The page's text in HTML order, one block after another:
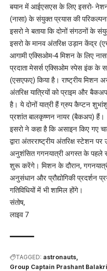
बयान में आईएसएस के लिए इसरो-
(नासा) के संयुक्त प्रयास की
इसरो ने बताया कि दोनों संगठनों के
इसरो के मानव अंतरिक्ष उड़ान
आगामी एक्सिओम-4 मिशन के लिए नासा
प्रदाता मेसर्स एक्सिओम स्पेस इंक के
(एसएफए) किया है। राष्ट्रीय मिशन
अंतरिक्ष यात्रियों को प्राइम और
है। ये दोनों यात्री हैं ग्रुप कैप्टन
प्रशांत बालकृष्णन नायर (बैकअप) हैं।
इसरो ने कहा है कि असाइन किए गए
द्वारा अंतरराष्ट्रीय अंतरिक्ष स्टेशन
अनुशंसित गगनयात्री अगस्त के पहले
शुरू करेंगे। मिशन के दौरान,
अनुसंधान और प्रौद्योगिकी प्रदर्शन
गतिविधियों में भी शामिल होंगे।
संतोष,
लाइव 7
TAGGED: astronauts
Group Captain Prashant